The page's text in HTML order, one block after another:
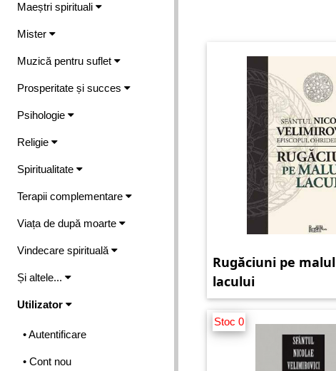
Maeștri spirituali
Mister
Muzică pentru suflet
Prosperitate și succes
Psihologie
Religie
Spiritualitate
Terapii complementare
Viața de după moarte
Vindecare spirituală
Și altele...
Utilizator
• Autentificare
• Cont nou
Rugăciuni pe malul
lacului
Stoc 0